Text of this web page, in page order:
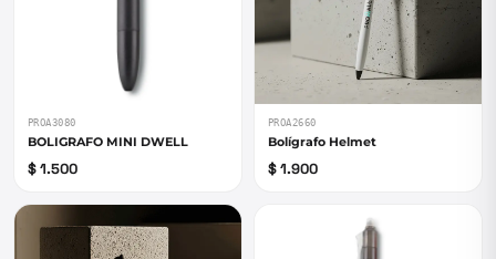
PROA3080
BOLIGRAFO MINI DWELL
$ 1.500
PROA2660
Bolígrafo Helmet
$ 1.900